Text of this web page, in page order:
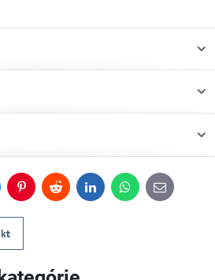
PinterestReddit LinkedInWhatsApp
E-
mail